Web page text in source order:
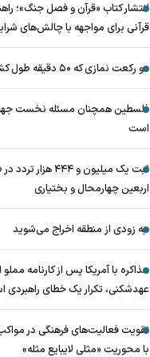
انتشار کتاب «قرآن و فصل جنگ»؛
قرآنی برای مواجهه با چالش‌های
دو رکعت نمازی که ۵۰ دقیقه طول کشید
فلسطین همچنان مسئله نخست
است
ثبت یک میلیون و ۴۴۴ هزار
اربعین چهارمحال و بختیاری
به زودی از منطقه اخراج می‌شوید
مذاکره با آمریکا پس از کارنامه مملو
عهدشکنی، تکرار یک خطای راهبردی
تقویت فعالیت‌های فرهنگی در
با محوریت «مثلی لایبایع مثله»